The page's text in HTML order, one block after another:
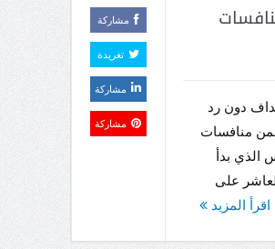
دون رد
منافسات
الذي بدأ
على
اقرأ المزيد
مشاركة
تغريدة
مشاركة
مشاركة